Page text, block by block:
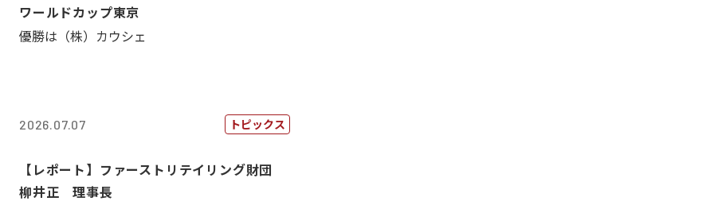
ワールドカップ東京
優勝は（株）カウシェ
2026.07.07 トピックス
【レポート】ファーストリテイリング財団
柳井正 理事長